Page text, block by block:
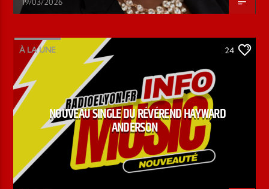
À LA UNE 24
NOUVEAU SINGLE DU RÉVÉREND HAYWARD
ANDERSON